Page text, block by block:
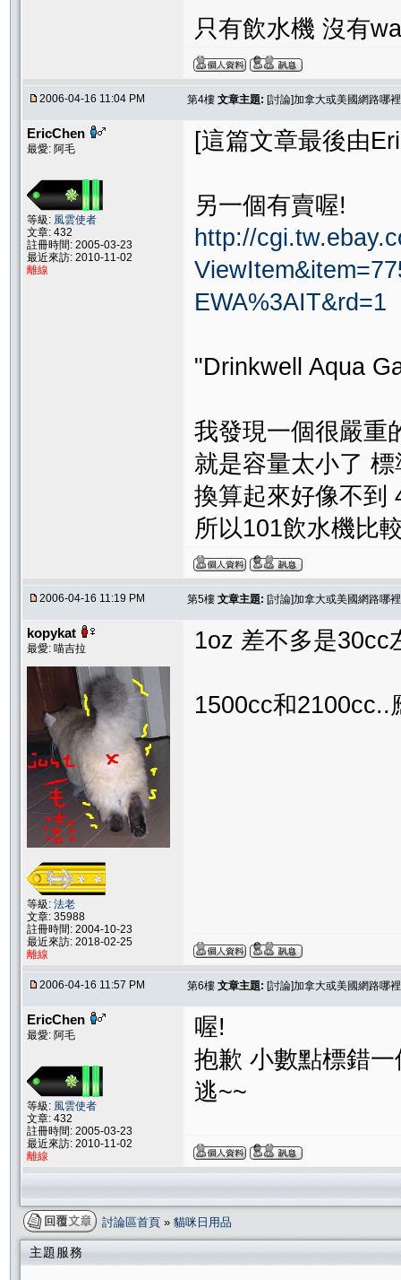
只有飲水機 沒有
2006-04-16 11:04 PM 第4樓 文章主題: [討論]加拿大或美國網路哪
EricChen
最愛: 阿毛
等級: 風雲使者
文章: 432
註冊時間: 2005-03-23
最近來訪: 2010-11-02
離線
[這篇文章最後由
另一個有賣喔!
http://
EWA%3AIT&rd=1
"Drinkwell Aqua
我發現一個很嚴重
就是容量太小了
換算起來好像不到
所以101飲水機比
2006-04-16 11:19 PM 第5樓 文章主題: [討論]加拿大或美國網路哪
kopykat
最愛: 喵吉拉
等級: 法老
文章: 35988
註冊時間: 2004-10-23
最近來訪: 2018-02-25
離線
1oz 差不多是30cc
1500cc和2100cc..
2006-04-16 11:57 PM 第6樓 文章主題: [討論]加拿大或美國網路哪
EricChen
最愛: 阿毛
等級: 風雲使者
文章: 432
註冊時間: 2005-03-23
最近來訪: 2010-11-02
離線
喔!
抱歉 小數點標錯一
逃~~
討論區首頁 » 貓咪日用品
主題服務